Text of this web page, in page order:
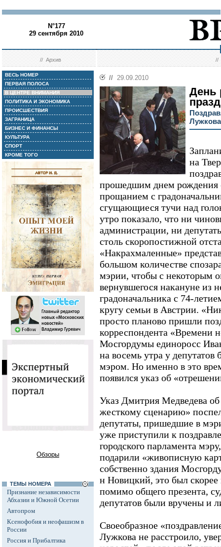
N°177
29 сентября 2010
//Архив //
ВЕСЬ НОМЕР
ПЕРВАЯ ПОЛОСА
В ЦЕНТРЕ ВНИМАНИЯ
ПОЛИТИКА И ЭКОНОМИКА
ПРОИСШЕСТВИЯ
ЗАГРАНИЦА
БИЗНЕС И ФИНАНСЫ
КУЛЬТУРА
СПОРТ
КРОМЕ ТОГО
Обзоры
ТЕМЫ НОМЕРА
Признание независимости
Абхазии и Южной Осетии
Автопром
Ксенофобия и неофашизм в
России
Россия и Прибалтика
// 29.09.2010
День
на
прошедшим днем рождения
прощанием с
сгущающиеся тучи над
утро показало, что ни
администрации, ни
столь скоропостижной
«Накрахмаленные»
большом количестве
мэрии, чтобы с некоторым
вернувшегося накануне из
градоначальника с 74-
кругу семьи в Австрии.
просто планово пришли
корреспондента «Времени
Мосгордумы единоросс
на восемь утра у депутатов
мэром. Но именно в это
появился указ об
Указ Дмитрия Медведева
жесткому сценарию»
депутаты, пришедшие в
уже приступили к
городского парламента
подарили «живописную
собственно здания
н Новицкий, это был
помимо общего презента,
депутатов были вручены и
Своеобразное
Лужкова не расстроило,